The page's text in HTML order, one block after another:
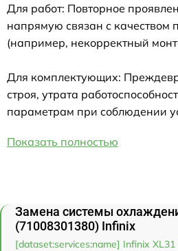
Для работ: Повторное
напрямую связан с качеством
(например, некорректный
Для комплектующих:
строя, утрата
параметрам при соблюдении
Показать полностью
Замена системы
(71008301380) Infinix
[dataset:services:name] Infinix XL31